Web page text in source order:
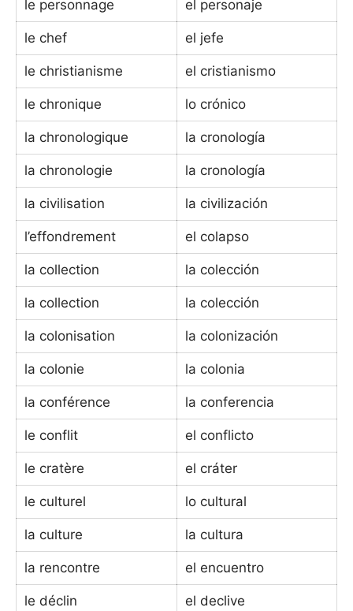
le personnage el personaje
le chef el jefe
le christianisme el cristianismo
le chronique lo crónico
la chronologique la cronología
la chronologie la cronología
la civilisation la civilización
l’effondrement el colapso
la collection la colección
la collection la colección
la colonisation la colonización
la colonie la colonia
la conférence la conferencia
le conflit el conflicto
le cratère el cráter
le culturel lo cultural
la culture la cultura
la rencontre el encuentro
le déclin el declive